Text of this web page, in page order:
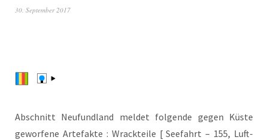
30. September 2017
Abschnitt Neu­fund­land mel­det fol­gen­de gegen Küs­te
gewor­fe­ne Arte­fak­te : Wrack­tei­le [ See­fahrt – 155, Luft­